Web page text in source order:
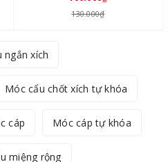
130.000₫
ngắn xích
Móc cẩu chốt xích tự khóa
cáp Móc cáp tự khóa
miệng rộng